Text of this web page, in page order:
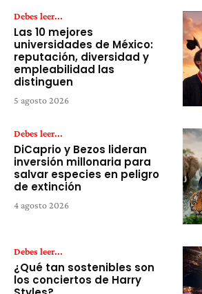
Debes leer...
Las 10 mejores
universidades de México:
reputación, diversidad y
empleabilidad las
distinguen
5 agosto 2026
Debes leer...
DiCaprio y Bezos lideran
inversión millonaria para
salvar especies en peligro
de extinción
4 agosto 2026
Debes leer...
¿Qué tan sostenibles son
los conciertos de Harry